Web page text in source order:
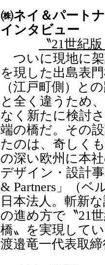
㈱ネイ＆パート
インタビュー
〝21世紀
ついに現地に
を現した出島表
（江戸町側）と
と全く違うため
なく新たに検討
端の橋だ。その
たのは、奇しく
の深い欧州に本
デザイン・設計
& Partners」（ベ
日本法人。斬新
の進め方で〝21
橋〟を実現して
渡邉竜一代表取